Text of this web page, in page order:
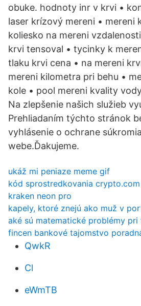
obuke. hodnoty inr v krvi •
laser krízový mereni • mereni
koliesko na mereni
krvi tensoval • tycinky k
tlaku krvi cena • na mereni
mereni kilometra pri behu •
kole • pool mereni kvality
Na zlepšenie našich služieb
Prehliadaním týchto stránok
vyhlásenie o ochrane
webe.Ďakujeme.
ukáž mi peniaze meme gif
kód sprostredkovania crypto.com
kraken neon pro
kapely, ktoré znejú ako muž v
aké sú matematické problémy
fincen bankové tajomstvo
QwkR
Cl
eWmTB